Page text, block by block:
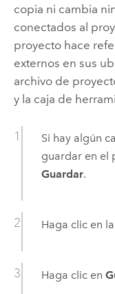
copia ni cambia
conectados al
proyecto hace
externos en sus
archivo de
y la caja de
Si hay algún
guardar en el
Guardar.
Haga clic en
Haga clic en